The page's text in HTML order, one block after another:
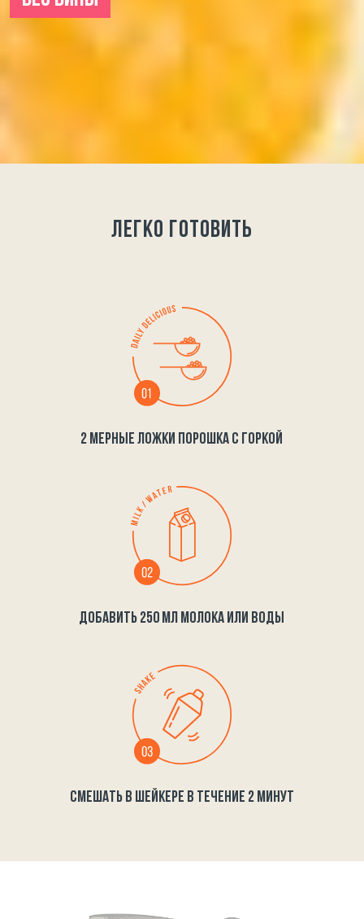
легко готовить
2 МЕРНЫЕ ЛОЖКИ ПОРОШКА С ГОРКОЙ
ДОБАВИТЬ 250 МЛ МОЛОКА ИЛИ ВОДЫ
СМЕШАТЬ В ШЕЙКЕРЕ В ТЕЧЕНИЕ 2 МИНУТ